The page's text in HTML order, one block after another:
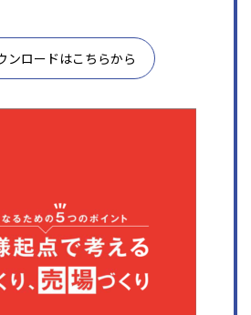
ンロードはこちらから